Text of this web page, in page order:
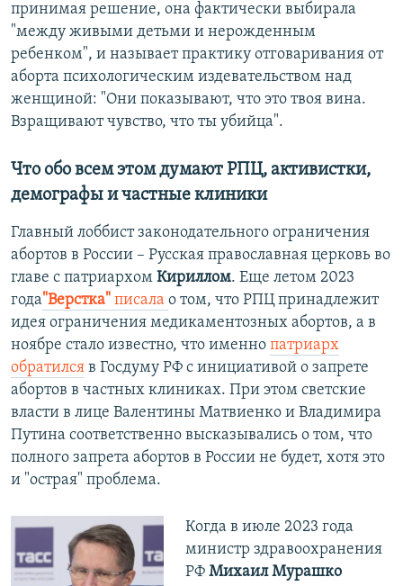
принимая решение, она фактически выбирала
"между живыми детьми и нерожденным
ребенком", и называет практику отговаривания от
аборта психологическим издевательством над
женщиной: "Они показывают, что это твоя вина.
Взращивают чувство, что ты убийца".
Что обо всем этом думают РПЦ, активистки,
демографы и частные клиники
Главный лоббист законодательного ограничения
абортов в России – Русская православная церковь во
главе с патриархом Кириллом. Еще летом 2023
года"Верстка" писала о том, что РПЦ принадлежит
идея ограничения медикаментозных абортов, а в
ноябре стало известно, что именно патриарх
обратился в Госдуму РФ с инициативой о запрете
абортов в частных клиниках. При этом светские
власти в лице Валентины Матвиенко и Владимира
Путина соответственно высказывались о том, что
полного запрета абортов в России не будет, хотя это
и "острая" проблема.
Когда в июле 2023 года
министр здравоохранения
РФ Михаил Мурашко